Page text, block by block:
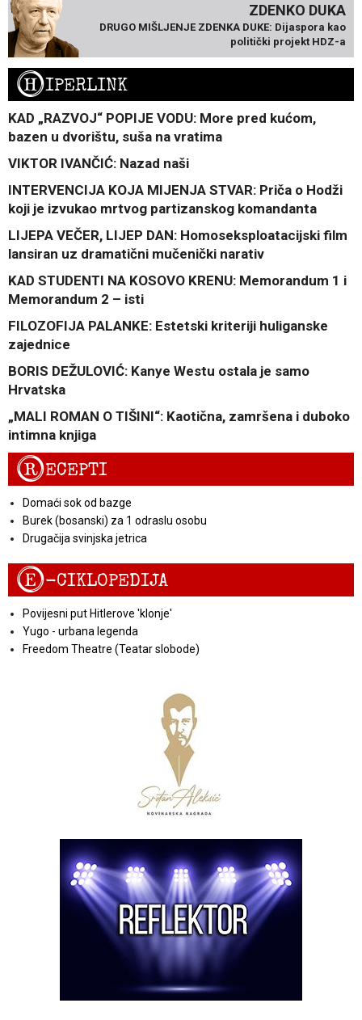
ZDENKO DUKA
DRUGO MIŠLJENJE ZDENKA DUKE: Dijaspora kao
politički projekt HDZ-a
HIPERLINK
KAD „RAZVOJ“ POPIJE VODU: More pred kućom,
bazen u dvorištu, suša na vratima
VIKTOR IVANČIĆ: Nazad naši
INTERVENCIJA KOJA MIJENJA STVAR: Priča o Hodži
koji je izvukao mrtvog partizanskog komandanta
LIJEPA VEČER, LIJEP DAN: Homoseksploatacijski film
lansiran uz dramatični mučenički narativ
KAD STUDENTI NA KOSOVO KRENU: Memorandum 1 i
Memorandum 2 – isti
FILOZOFIJA PALANKE: Estetski kriteriji huliganske
zajednice
BORIS DEŽULOVIĆ: Kanye Westu ostala je samo
Hrvatska
„MALI ROMAN O TIŠINI“: Kaotična, zamršena i duboko
intimna knjiga
RECEPTI
Domaći sok od bazge
Burek (bosanski) za 1 odraslu osobu
Drugačija svinjska jetrica
E-CIKLOPEDIJA
Povijesni put Hitlerove 'klonje'
Yugo - urbana legenda
Freedom Theatre (Teatar slobode)